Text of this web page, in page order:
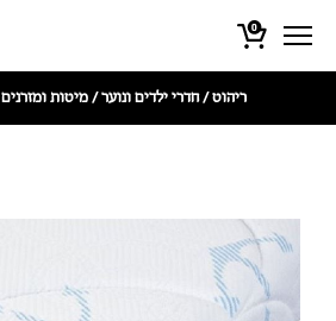
0
ריהוט/חדרי ילדים ונוער/ מיטות ומזרנים